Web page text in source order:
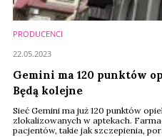
PRODUCENCI
Gemini ma 120 punktów
Będą kolejne
Sieć Gemini ma już 120 punktów
zlokalizowanych w aptekach.
pacjentów, takie jak szczepienia,
22.05.2023